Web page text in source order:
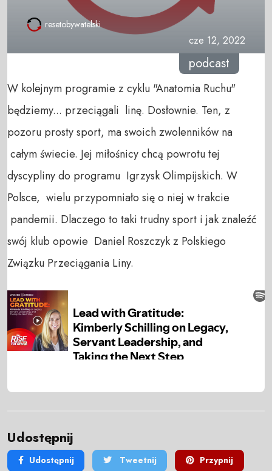
resetobywatelski
cze 12, 2022
podcast
W kolejnym programie z cyklu "Anatomia Ruchu"
będziemy... przeciągali linę. Dosłownie. Ten, z
pozoru prosty sport, ma swoich zwolenników na
całym świecie. Jej miłośnicy chcą powrotu tej
dyscypliny do programu Igrzysk Olimpijskich. W
Polsce, wielu przypomniało się o niej w trakcie
pandemii. Dlaczego to taki trudny sport i jak znaleźć
swój klub opowie Daniel Roszczyk z Polskiego
Związku Przeciągania Liny.
Udostępnij
Udostępnij Tweetnij Przypnij